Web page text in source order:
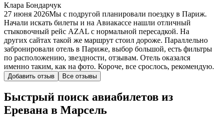
Клара Бондарчук
27 июня 2026Мы с подругой планировали поездку в Париж.
Начали искать билеты и на Авиакассе нашли отличный
стыковочный рейс AZAL с нормальной пересадкой. На
других сайтах такой же маршрут стоил дороже. Параллельно
забронировали отель в Париже, выбор большой, есть фильтры
по расположению, звездности, отзывам. Отель оказался
именно таким, как на фото. Короче, все срослось, рекомендую.
Добавить отзыв Все отзывы
Быстрый поиск авиабилетов из
Еревана в Марсель